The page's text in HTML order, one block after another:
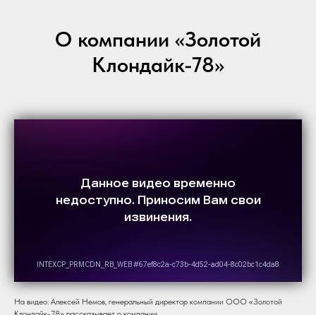
О компании «Золотой
Клондайк-78»
На видео: Алексей Немов, генеральный директор компании ООО «Золотой